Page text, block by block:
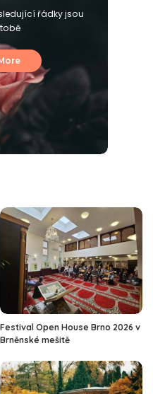
řádky jsou
Festival Open House Brno 2026 v
Brněnské mešitě